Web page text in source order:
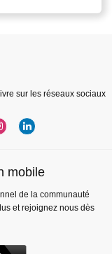
sur les réseaux sociaux
mobile
de la communauté
et rejoignez nous dès